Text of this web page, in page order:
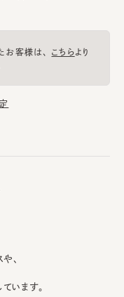
客様は、 こちらより
、
います。